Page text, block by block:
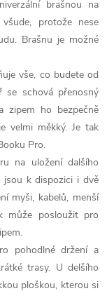
brašnou na
protože nese
Brašnu je možné
vše, co budete od
se schová přenosný
zipem ho bezpečně
velmi měkký. Je tak
Pro.
na uložení dalšího
jsou k dispozici i dvě
myši, kabelů, menší
může posloužit pro
pohodlné držení a
trasy. U delšího
ploškou, kterou si